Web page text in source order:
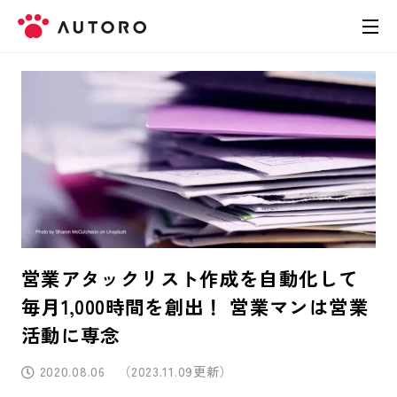
導入事例
お役立ち資料
お問い合わせ
営業アタックリスト作成を自動化して
毎月1,000時間を創出！ 営業マンは営業
活動に専念
2020.08.06 （2023.11.09更新）